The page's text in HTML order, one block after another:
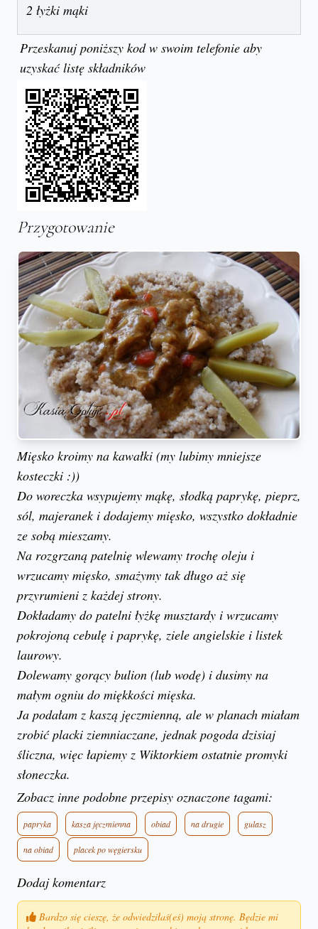
2 łyżki mąki
Przeskanuj poniższy kod w swoim telefonie aby
uzyskać listę składników
Przygotowanie
Mięsko kroimy na kawałki (my lubimy mniejsze
kosteczki :))
Do woreczka wsypujemy mąkę, słodką paprykę, pieprz,
sól, majeranek i dodajemy mięsko, wszystko dokładnie
ze sobą mieszamy.
Na rozgrzaną patelnię wlewamy trochę oleju i
wrzucamy mięsko, smażymy tak długo aż się
przyrumieni z każdej strony.
Dokładamy do patelni łyżkę musztardy i wrzucamy
pokrojoną cebulę i paprykę, ziele angielskie i listek
laurowy.
Dolewamy gorący bulion (lub wodę) i dusimy na
małym ogniu do miękkości mięska.
Ja podałam z kaszą jęczmienną, ale w planach miałam
zrobić placki ziemniaczane, jednak pogoda dzisiaj
śliczna, więc łapiemy z Wiktorkiem ostatnie promyki
słoneczka.
Zobacz inne podobne przepisy oznaczone tagami:
papryka kasza jęczmienna obiad na drugie gulasz
na obiad placek po węgiersku
Dodaj komentarz
Bardzo się cieszę, że odwiedziłaś(eś) moją stronę. Będzie mi